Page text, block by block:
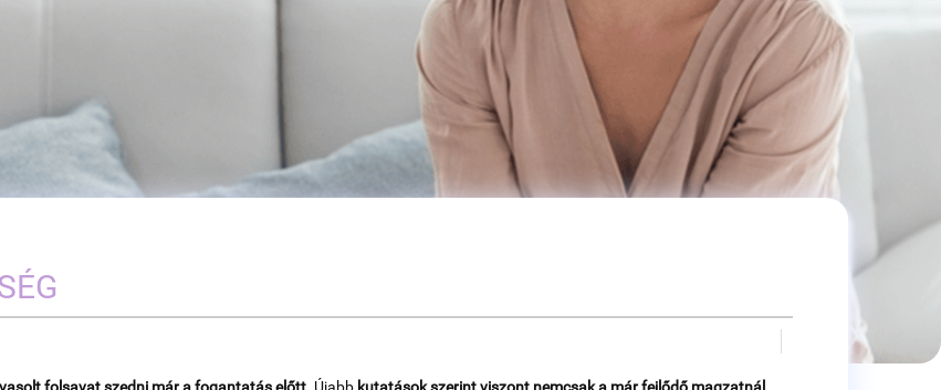
folsavat szedni már a fogantatás előtt. Újabb kutatások szerint viszont nemcsak a már fejlődő magzatnál